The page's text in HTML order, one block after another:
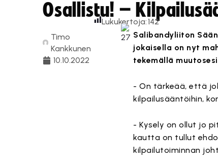
Osallistu! –
Timo
Kankkunen
10.10.2022
Lukukertoja:142
Salibandyliiton
jokaisella on nyt
tekemällä
- On tärkeää, että
kilpailusääntöihin,
- Kysely on ollut jo
kautta on tullut
kilpailutoiminnan